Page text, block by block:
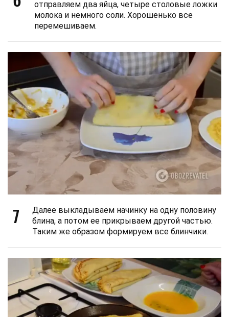
отправляем два яйца, четыре столовые ложки
молока и немного соли. Хорошенько все
перемешиваем.
7
Далее выкладываем начинку на одну половину
блина, а потом ее прикрываем другой частью.
Таким же образом формируем все блинчики.